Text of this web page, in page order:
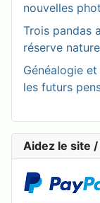
nouvelles
Trois pandas
réserve
Généalogie
les futurs
Aidez le site